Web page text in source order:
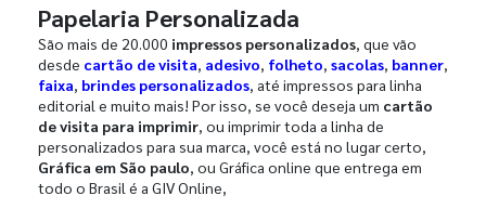
Papelaria Personalizada
São mais de 20.000 impressos personalizados, que vão
desde cartão de visita, adesivo, folheto, sacolas, banner,
faixa, brindes personalizados, até impressos para linha
editorial e muito mais! Por isso, se você deseja um cartão
de visita para imprimir, ou imprimir toda a linha de
personalizados para sua marca, você está no lugar certo,
Gráfica em São paulo, ou Gráfica online que entrega em
todo o Brasil é a GIV Online,